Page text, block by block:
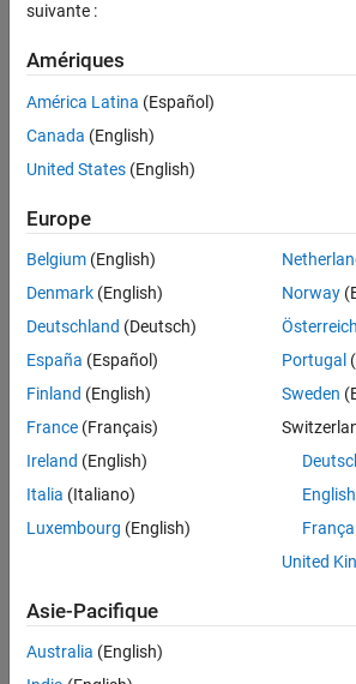
suivante :
Amériques
América Latina (Español)
Canada (English)
United States (English)
Europe
Belgium (English)
Denmark (English)
Deutschland (Deutsch)
España (Español)
Finland (English)
France (Français)
Ireland (English)
Italia (Italiano)
Luxembourg (English)
Norway
Österreich
Portugal
Sweden
English
United
Asie-Pacifique
Australia (English)
Lutte anti-piratage
© 1994-2026 The MathWorks, Inc.